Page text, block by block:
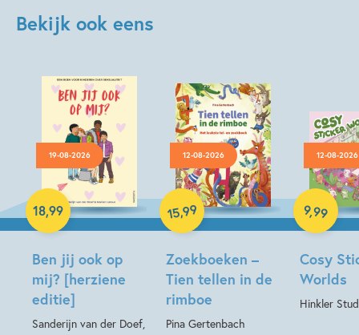
Bekijk ook eens
19-08-2026
Ben jij ook op
mij? [herziene
editie]
Sanderijn van der Doef,
18,99
Hardcover
12-08-2026
Zoekboeken –
Tien tellen in de
rimboe
Pina Gertenbach
15,99
Hardcover
12-08-2026
Cosy
Worlds
Hinkler
9,99
Paperback